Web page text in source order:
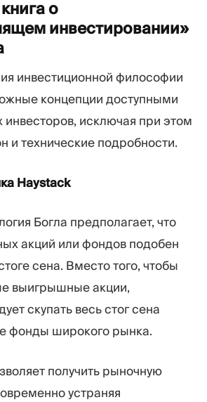
о
инвестировании»
инвестиционной философии
концепции доступными
исключая при этом
и технические подробности.
Haystack
Богла предполагает, что
акций или фондов подобен
сена. Вместо того, чтобы
выигрышные акции,
скупать весь стог сена
фонды широкого рынка.
получить рыночную
устраняя